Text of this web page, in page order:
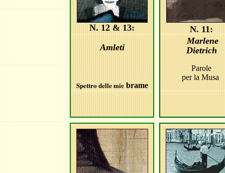
N. 12 & 13:
Amleti
Spettro delle miebrame
N. 11:
Marlene
Dietrich
Parole
per la Musa